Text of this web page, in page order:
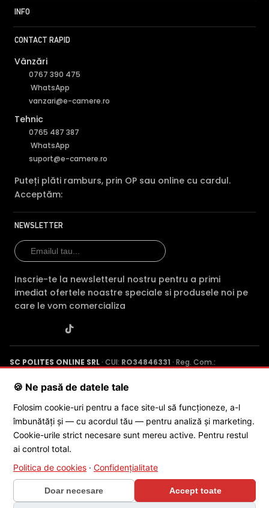
INFO
CONTACT RAPID
Vânzări
0767 390 475
WhatsApp
vanzari@e-camere.ro
Tehnic
0765 487 387
WhatsApp
suport@e-camere.ro
Puteți plăti ramburs, prin OP sau online cu cardul.
Acceptăm:
NEWSLETTER
Inscrie-te la newsletterul nostru pentru a primi
imediat ofertele noastre speciale si produsele noi pe
care le vom comercializa
SC POLITES ONLINE SRL · CUI: RO34846331 · Reg. Com.:
Poenaru, Nr. 1, Craiova, Jud. Dolj ·
© 2026 SC POLITES ONLINE SRL
🍪 Ne pasă de datele tale
Folosim cookie-uri pentru a face site-ul să funcționeze, a-l
îmbunătăți și — cu acordul tău — pentru analiză și marketing.
Cookie-urile strict necesare sunt mereu active. Pentru restul
ai control total.
Politica de cookies · Confidențialitate
Doar necesare Accept toate